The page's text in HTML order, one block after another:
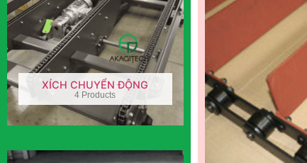
XÍCH CHUYỂN ĐỘNG
4 Products